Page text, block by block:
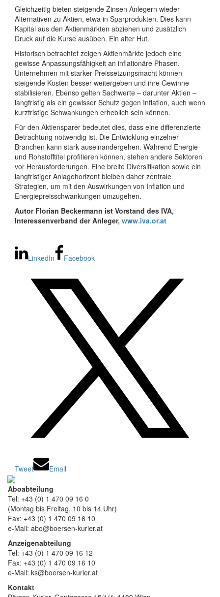
Gleichzeitig bieten steigende Zinsen Anlegern wieder
Alternativen zu Aktien, etwa in Sparprodukten. Dies kann
Kapital aus den Aktienmärkten abziehen und zusätzlich
Druck auf die Kurse ausüben. Ein alter Hut.
Historisch betrachtet zeigen Aktienmärkte jedoch eine
gewisse Anpassungsfähigkeit an inflationäre Phasen.
Unternehmen mit starker Preissetzungsmacht können
steigende Kosten besser weitergeben und ihre Gewinne
stabilisieren. Ebenso gelten Sachwerte – darunter Aktien –
langfristig als ein gewisser Schutz gegen Inflation, auch wenn
kurzfristige Schwankungen erheblich sein können.
Für den Aktiensparer bedeutet dies, dass eine differenzierte
Betrachtung notwendig ist. Die Entwicklung einzelner
Branchen kann stark auseinandergehen. Während Energie-
und Rohstofftitel profitieren können, stehen andere Sektoren
vor Herausforderungen. Eine breite Diversifikation sowie ein
langfristiger Anlagehorizont bleiben daher zentrale
Strategien, um mit den Auswirkungen von Inflation und
Energiepreisschwankungen umzugehen.
Autor Florian Beckermann ist Vorstand des IVA,
Interessenverband der Anleger, www.iva.or.at
LinkedIn Facebook
Tweet Email
Aboabteilung
Tel: +43 (0) 1 470 09 16 0
(Montag bis Freitag, 10 bis 14 Uhr)
Fax: +43 (0) 1 470 09 16 10
e-Mail: abo@boersen-kurier.at
Anzeigenabteilung
Tel: +43 (0) 1 470 09 16 12
Fax: +43 (0) 1 470 09 16 10
e-Mail: ks@boersen-kurier.at
Kontakt